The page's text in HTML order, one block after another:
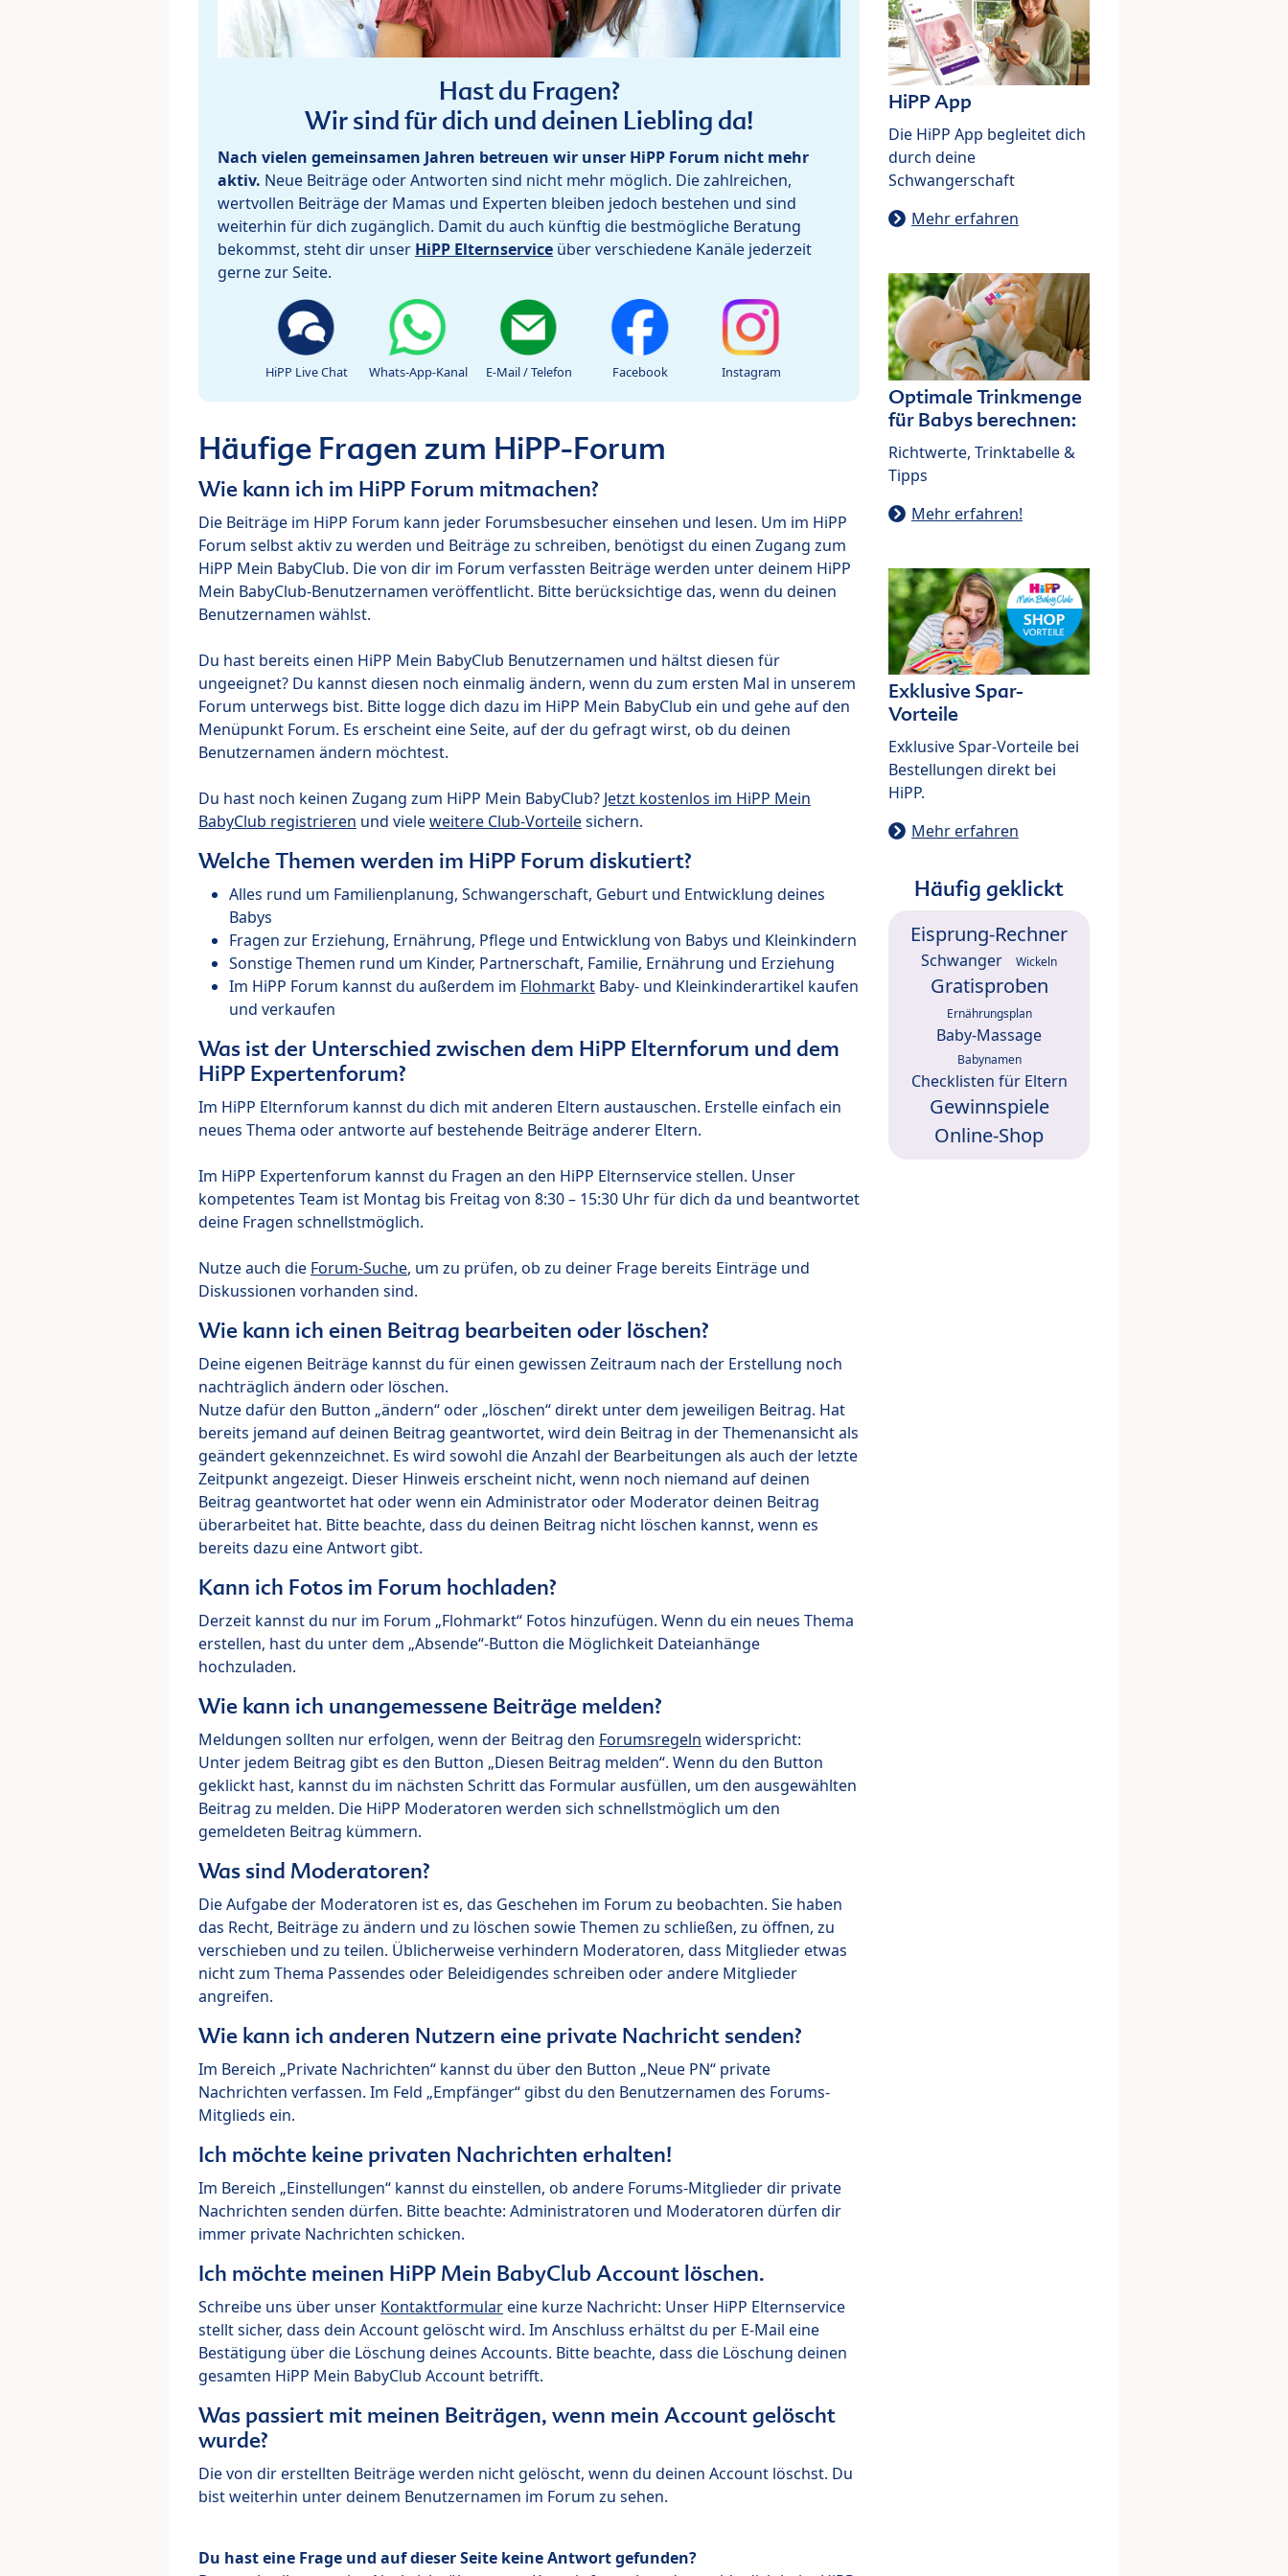
Hast du Fragen?
Wir sind für dich und deinen Liebling da!
Nach vielen gemeinsamen Jahren betreuen wir unser HiPP Forum nicht mehr
aktiv. Neue Beiträge oder Antworten sind nicht mehr möglich. Die zahlreichen,
wertvollen Beiträge der Mamas und Experten bleiben jedoch bestehen und sind
weiterhin für dich zugänglich. Damit du auch künftig die bestmögliche Beratung
bekommst, steht dir unser HiPP Elternservice über verschiedene Kanäle jederzeit
gerne zur Seite.
HiPP Live Chat Whats-App-Kanal E-Mail / Telefon Facebook Instagram
Häufige Fragen zum HiPP-Forum
Wie kann ich im HiPP Forum mitmachen?
Die Beiträge im HiPP Forum kann jeder Forumsbesucher einsehen und lesen. Um im HiPP
Forum selbst aktiv zu werden und Beiträge zu schreiben, benötigst du einen Zugang zum
HiPP Mein BabyClub. Die von dir im Forum verfassten Beiträge werden unter deinem HiPP
Mein BabyClub-Benutzernamen veröffentlicht. Bitte berücksichtige das, wenn du deinen
Benutzernamen wählst.
Du hast bereits einen HiPP Mein BabyClub Benutzernamen und hältst diesen für
ungeeignet? Du kannst diesen noch einmalig ändern, wenn du zum ersten Mal in unserem
Forum unterwegs bist. Bitte logge dich dazu im HiPP Mein BabyClub ein und gehe auf den
Menüpunkt Forum. Es erscheint eine Seite, auf der du gefragt wirst, ob du deinen
Benutzernamen ändern möchtest.
Du hast noch keinen Zugang zum HiPP Mein BabyClub? Jetzt kostenlos im HiPP Mein
BabyClub registrieren und vieleweitere Club-Vorteilesichern.
Welche Themen werden im HiPP Forum diskutiert?
Alles rund um Familienplanung, Schwangerschaft, Geburt und Entwicklung deines
Babys
Fragen zur Erziehung, Ernährung, Pflege und Entwicklung von Babys und Kleinkindern
Sonstige Themen rund um Kinder, Partnerschaft, Familie, Ernährung und Erziehung
Im HiPP Forum kannst du außerdem im Flohmarkt Baby- und Kleinkinderartikel kaufen
und verkaufen
Was ist der Unterschied zwischen dem HiPP Elternforum und dem
HiPP Expertenforum?
Im HiPP Elternforum kannst du dich mit anderen Eltern austauschen. Erstelle einfach ein
neues Thema oder antworte auf bestehende Beiträge anderer Eltern.
Im HiPP Expertenforum kannst du Fragen an den HiPP Elternservice stellen. Unser
kompetentes Team ist Montag bis Freitag von 8:30 – 15:30 Uhr für dich da und beantwortet
deine Fragen schnellstmöglich.
Nutze auch die Forum-Suche, um zu prüfen, ob zu deiner Frage bereits Einträge und
Diskussionen vorhanden sind.
Wie kann ich einen Beitrag bearbeiten oder löschen?
Deine eigenen Beiträge kannst du für einen gewissen Zeitraum nach der Erstellung noch
nachträglich ändern oder löschen.
Nutze dafür den Button „ändern“ oder „löschen“ direkt unter dem jeweiligen Beitrag. Hat
bereits jemand auf deinen Beitrag geantwortet, wird dein Beitrag in der Themenansicht als
geändert gekennzeichnet. Es wird sowohl die Anzahl der Bearbeitungen als auch der letzte
Zeitpunkt angezeigt. Dieser Hinweis erscheint nicht, wenn noch niemand auf deinen
Beitrag geantwortet hat oder wenn ein Administrator oder Moderator deinen Beitrag
überarbeitet hat. Bitte beachte, dass du deinen Beitrag nicht löschen kannst, wenn es
bereits dazu eine Antwort gibt.
Kann ich Fotos im Forum hochladen?
Derzeit kannst du nur im Forum „Flohmarkt“ Fotos hinzufügen. Wenn du ein neues Thema
erstellen, hast du unter dem „Absende“-Button die Möglichkeit Dateianhänge
hochzuladen.
Wie kann ich unangemessene Beiträge melden?
Meldungen sollten nur erfolgen, wenn der Beitrag den Forumsregeln widerspricht:
Unter jedem Beitrag gibt es den Button „Diesen Beitrag melden“. Wenn du den Button
geklickt hast, kannst du im nächsten Schritt das Formular ausfüllen, um den ausgewählten
Beitrag zu melden. Die HiPP Moderatoren werden sich schnellstmöglich um den
gemeldeten Beitrag kümmern.
Was sind Moderatoren?
Die Aufgabe der Moderatoren ist es, das Geschehen im Forum zu beobachten. Sie haben
das Recht, Beiträge zu ändern und zu löschen sowie Themen zu schließen, zu öffnen, zu
verschieben und zu teilen. Üblicherweise verhindern Moderatoren, dass Mitglieder etwas
nicht zum Thema Passendes oder Beleidigendes schreiben oder andere Mitglieder
angreifen.
Wie kann ich anderen Nutzern eine private Nachricht senden?
Im Bereich „Private Nachrichten“ kannst du über den Button „Neue PN“ private
Nachrichten verfassen. Im Feld „Empfänger“ gibst du den Benutzernamen des Forums-
Mitglieds ein.
Ich möchte keine privaten Nachrichten erhalten!
Im Bereich „Einstellungen“ kannst du einstellen, ob andere Forums-Mitglieder dir private
Nachrichten senden dürfen. Bitte beachte: Administratoren und Moderatoren dürfen dir
immer private Nachrichten schicken.
Ich möchte meinen HiPP Mein BabyClub Account löschen.
Schreibe uns über unser Kontaktformulareine kurze Nachricht: Unser HiPP Elternservice
stellt sicher, dass dein Account gelöscht wird. Im Anschluss erhältst du per E-Mail eine
Bestätigung über die Löschung deines Accounts. Bitte beachte, dass die Löschung deinen
gesamten HiPP Mein BabyClub Account betrifft.
Was passiert mit meinen Beiträgen, wenn mein Account gelöscht
wurde?
Die von dir erstellten Beiträge werden nicht gelöscht, wenn du deinen Account löschst. Du
bist weiterhin unter deinem Benutzernamen im Forum zu sehen.
Du hast eine Frage und auf dieser Seite keine Antwort gefunden?
HiPP App
Die HiPP App begleitet dich
durch deine
Schwangerschaft
Mehr erfahren
Optimale Trinkmenge
für Babys berechnen:
Richtwerte, Trinktabelle &
Tipps
Mehr erfahren!
Exklusive Spar-
Vorteile
Exklusive Spar-Vorteile bei
Bestellungen direkt bei
HiPP.
Mehr erfahren
Häufig geklickt
Eisprung-Rechner
Schwanger Wickeln
Gratisproben
Ernährungsplan
Baby-Massage
Babynamen
Checklisten für Eltern
Gewinnspiele
Online-Shop